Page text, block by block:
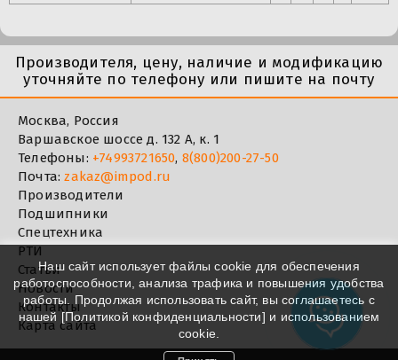
Производителя, цену, наличие и модификацию
уточняйте по телефону или пишите на почту
Москва, Россия
Варшавское шоссе д. 132 А, к. 1
Телефоны: +74993721650, 8(800)200-27-50
Почта:zakaz@impod.ru
Производители
Подшипники
Спецтехника
РТИ
Статьи
Новости
Контакты
Карта сайта
Наш сайт использует файлы cookie для обеспечения
работоспособности, анализа трафика и повышения удобства
работы. Продолжая использовать сайт, вы соглашаетесь с
нашей [Политикой конфиденциальности] и использованием
cookie.